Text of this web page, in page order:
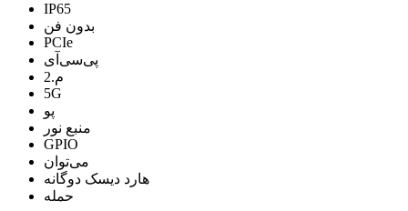
IP65
بدون فن
PCIe
پی‌سی‌آی
م.2
5G
پو
منبع نور
GPIO
می‌توان
هارد دیسک دوگانه
حمله